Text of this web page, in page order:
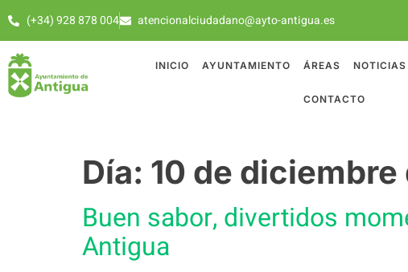
(+34) 928 878 004 atencionalciudadano@ayto-antigua.es
INICIO AYUNTAMIENTO ÁREAS NOTICIAS
CONTACTO
Día: 10 de diciembre
Buen sabor, divertidos
Antigua